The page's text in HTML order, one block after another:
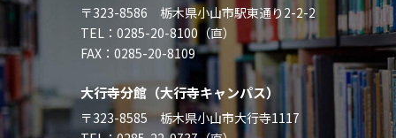
〒323-8586 栃木県小山市駅東通り2-2-2
TEL：0285-20-8100（直）
FAX：0285-20-8109
大行寺分館（大行寺キャンパス）
〒323-8585 栃木県小山市大行寺1117